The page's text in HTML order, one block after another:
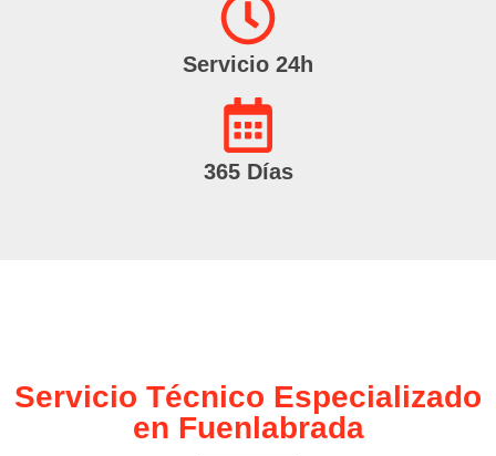
Servicio 24h
365 Días
Servicio Técnico Especializado
en Fuenlabrada